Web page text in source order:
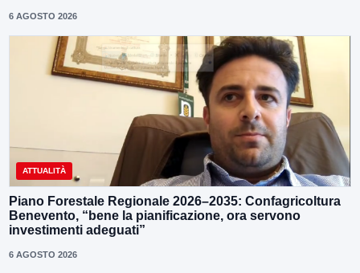
6 AGOSTO 2026
ATTUALITÀ
Piano Forestale Regionale 2026–2035: Confagricoltura
Benevento, “bene la pianificazione, ora servono
investimenti adeguati”
6 AGOSTO 2026